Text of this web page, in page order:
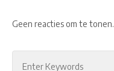
Geen reacties om te tonen.